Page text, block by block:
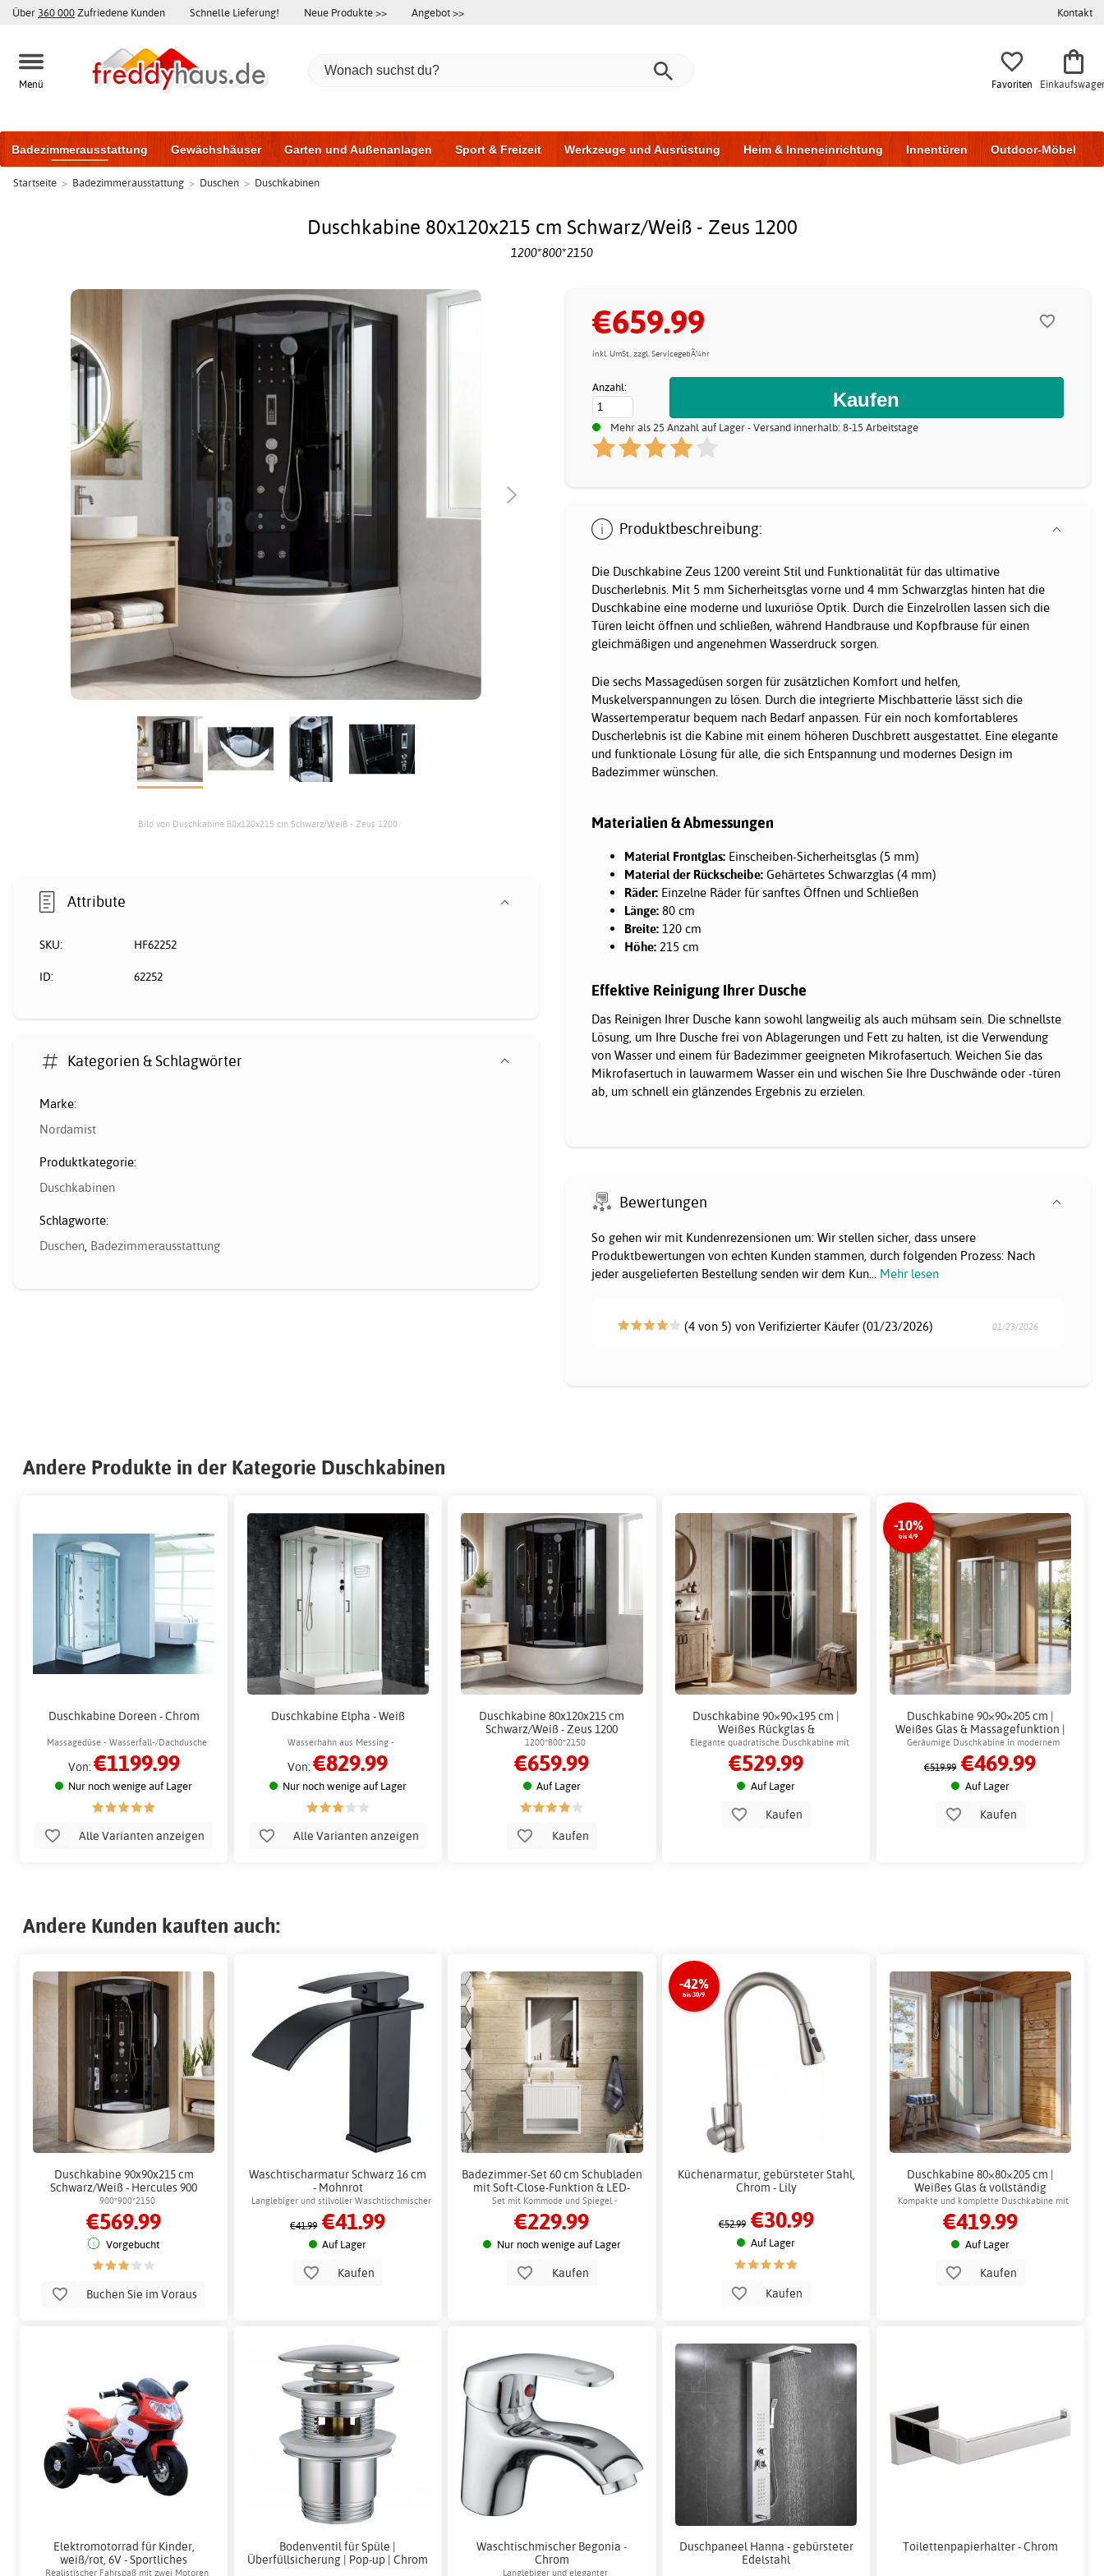
Über 360 000 Zufriedene Kunden Schnelle Lieferung! Neue Produkte >> Angebot >> Kontakt
Menü Favoriten
Badezimmerausstattung Gewächshäuser Garten und Außenanlagen Sport & Freizeit Werkzeuge und Ausrüstung Heim & Inneneinrichtung Innentüren Outdoor-Möbel
Gartenhäuser und Schuppen Haustüren Fenster
Startseite > Badezimmerausstattung > Duschen > Duschkabinen
Duschkabine 80x120x215 cm Schwarz/Weiß - Zeus 1200
1200*800*2150
Bild von Duschkabine 80x120x215 cm Schwarz/Weiß - Zeus 1200
€659.99
inkl. UmSt., zzgl. ServicegebÃ¼hr
Anzahl:
Mehr als 25 Anzahl auf Lager - Versand innerhalb: 8-15 Arbeitstage
Produktbeschreibung:
Die Duschkabine Zeus 1200 vereint Stil und Funktionalität für das ultimative
Duscherlebnis. Mit 5 mm Sicherheitsglas vorne und 4 mm Schwarzglas hinten hat die
Duschkabine eine moderne und luxuriöse Optik. Durch die Einzelrollen lassen sich die
Türen leicht öffnen und schließen, während Handbrause und Kopfbrause für einen
gleichmäßigen und angenehmen Wasserdruck sorgen.
Die sechs Massagedüsen sorgen für zusätzlichen Komfort und helfen,
Muskelverspannungen zu lösen. Durch die integrierte Mischbatterie lässt sich die
Wassertemperatur bequem nach Bedarf anpassen. Für ein noch komfortableres
Duscherlebnis ist die Kabine mit einem höheren Duschbrett ausgestattet. Eine elegante
und funktionale Lösung für alle, die sich Entspannung und modernes Design im
Badezimmer wünschen.
Materialien & Abmessungen
Material Frontglas: Einscheiben-Sicherheitsglas (5 mm)
Material der Rückscheibe: Gehärtetes Schwarzglas (4 mm)
Räder: Einzelne Räder für sanftes Öffnen und Schließen
Länge: 80 cm
Breite: 120 cm
Höhe: 215 cm
Effektive Reinigung Ihrer Dusche
Das Reinigen Ihrer Dusche kann sowohl langweilig als auch mühsam sein. Die schnellste
Lösung, um Ihre Dusche frei von Ablagerungen und Fett zu halten, ist die Verwendung
von Wasser und einem für Badezimmer geeigneten Mikrofasertuch. Weichen Sie das
Mikrofasertuch in lauwarmem Wasser ein und wischen Sie Ihre Duschwände oder -türen
ab, um schnell ein glänzendes Ergebnis zu erzielen.
Attribute
SKU: HF62252
ID: 62252
Kategorien & Schlagwörter
Marke:
Nordamist
Produktkategorie:
Duschkabinen
Schlagworte:
Duschen, Badezimmerausstattung
Bewertungen
So gehen wir mit Kundenrezensionen um: Wir stellen sicher, dass unsere
Produktbewertungen von echten Kunden stammen, durch folgenden Prozess: Nach
jeder ausgelieferten Bestellung senden wir dem Kun... Mehr lesen
(4 von 5) von Verifizierter Käufer (01/23/2026) 01/23/2026
Andere Produkte in der Kategorie Duschkabinen
Duschkabine Doreen - Chrom
Massagedüse - Wasserfall-/Dachdusche
Von: €1199.99
Nur noch wenige auf Lager
Alle Varianten anzeigen
Duschkabine Elpha - Weiß
Wasserhahn aus Messing -
Wasserfall-/Deckendusche
Von:€829.99
Nur noch wenige auf Lager
Alle Varianten anzeigen
Duschkabine 80x120x215 cm
Schwarz/Weiß - Zeus 1200
1200*800*2150
€659.99
Auf Lager
Kaufen
Duschkabine 90×90×195 cm |
Weißes Rückglas &
Aluminiumprofil | Liris
Elegante quadratische Duschkabine mit
weißer Rückwand und Chromdetails
€529.99
Auf Lager
Kaufen
-10%
bis 4/9
Duschkabine 90×90×205 cm |
Weißes Glas & Massagefunktion |
Aether
Geräumige Duschkabine in modernem
Design mit Handbrause und Kopfbrause
€519.99 €469.99
Auf Lager
Kaufen
Andere Kunden kauften auch:
Duschkabine 90x90x215 cm
Schwarz/Weiß - Hercules 900
900*900*2150
€569.99
Vorgebucht
Buchen Sie im Voraus
Waschtischarmatur Schwarz 16 cm
- Mohnrot
Langlebiger und stilvoller Waschtischmischer
€41.99 €41.99
Auf Lager
Kaufen
Badezimmer-Set 60 cm Schubladen
mit Soft-Close-Funktion & LED-
Spiegel - Aurelia
Set mit Kommode und Spiegel -
Keramikwaschbecken & dimmbarem LED-
Spiegel mit Antibeschlag.
€229.99
Nur noch wenige auf Lager
Kaufen
-42%
bis 30/9
Küchenarmatur, gebürsteter Stahl,
Chrom - Lily
€52.99 €30.99
Auf Lager
Kaufen
Duschkabine 80×80×205 cm |
Weißes Glas & vollständig
geschlossen | Aether
Kompakte und komplette Duschkabine mit
intelligenten Funktionen und klarem Design
€419.99
Auf Lager
Kaufen
Elektromotorrad für Kinder,
weiß/rot, 6V - Sportliches
Elektroauto mit LED und Musik
Realistischer Fahrspaß mit zwei Motoren
Bodenventil für Spüle |
Überfüllsicherung | Pop-up | Chrom
Waschtischmischer Begonia -
Chrom
Langlebiger und eleganter
Duschpaneel Hanna - gebürsteter
Edelstahl
Toilettenpapierhalter - Chrom